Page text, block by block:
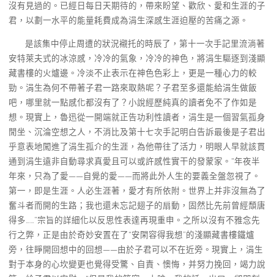
沒有見過的。已經日每日天期待的，帶來盼望、歡欣、愛和生涯的子
君，以劃一水平的能量耗費成為涓生深感生涯迫壓的苦痛之源。
是該集中停止周遭的狀況襯托的時辰了，第十一次手記里流淌著
安特萊夫式的冰涼感，冷冷的氣象，冷冷的神色，將涓生驅逐到淺顯
藏書樓的火爐邊。冷淡不止表示在神色色彩上，更是一種心力的較
勁。涓生為何不帶著子君一路來取熱呢？子君至多還能給涓生做飯
吧，哪里就一點感化都沒有了？小說經歷純真的讀者免不了作如是
想。現實上，魯迅從一開端就正告功利性讀者，涓生是一個習氣孤身
閒坐、沉淪空想之人，不消比及第十七次手記明白告訴最後是子君出
乎意表地闖進了涓生孤介的生涯，為他帶往了活力，明眼人早就該貫
通到涓生遠非自動尋求真愛且可以或許感性實干的發蒙家。“年夜半
年來，只為了愛——自覺的愛——而將此外人生的要義全盤忽視了。
第一，即是生涯。人必生涯著，愛才有所依附。世界上并非沒無為了
奮斗者而開的生路；我也還未忘記翅子的扇動，固然比先前曾經頹唐
得多……”宗旨的詳細化以反思性表達再現重申。之所以沒有不雅念先
行之弊，正是由於奇妙安置在了“安閑容得我想”的淺顯藏書樓鐵爐
旁，往睜開回想中的回想——由於子君可以不在近旁。現實上，涓生
對于本身的心坎變更也覺得受驚、自責、懊悔，并努力挽回，竭力說